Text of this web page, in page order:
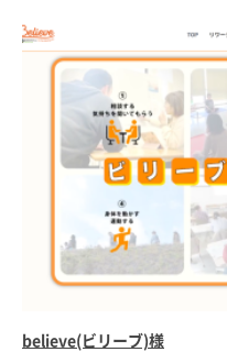
believe(ビリーブ)様